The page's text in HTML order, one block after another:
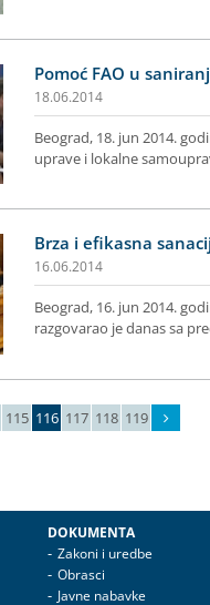
Pomoć FAO u
18.06.2014
Beograd, 18. jun 2014.
uprave i lokalne
Brza i efikasna
16.06.2014
Beograd, 16. jun 2014.
razgovarao je danas sa
115 116 117 118 119
DOKUMENTA
Zakoni i uredbe
Obrasci
Javne nabavke